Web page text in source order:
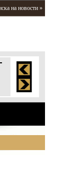
на новости »